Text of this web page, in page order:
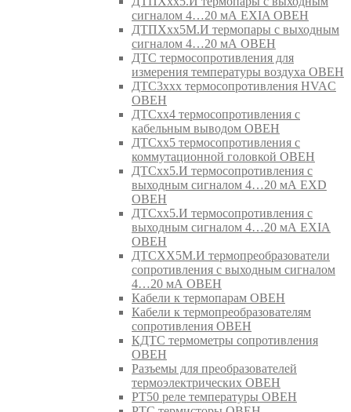
сигналом 4…20 мА EXIA ОВЕН
ДТПХхх5М.И термопары с выходным
сигналом 4…20 мА ОВЕН
ДТС термосопротивления для
измерения температуры воздуха ОВЕН
ДТС3ххх термосопротивления HVAC
ОВЕН
ДТСхх4 термосопротивления с
кабельным выводом ОВЕН
ДТСхх5 термосопротивления с
коммутационной головкой ОВЕН
ДТСхх5.И термосопротивления с
выходным сигналом 4…20 мА EXD
ОВЕН
ДТСхх5.И термосопротивления с
выходным сигналом 4…20 мА EXIA
ОВЕН
ДТСХХ5М.И термопреобразователи
сопротивления с выходным сигналом
4…20 мА ОВЕН
Кабели к термопарам ОВЕН
Кабели к термопреобразователям
сопротивления ОВЕН
КДТС термометры сопротивления
ОВЕН
Разъемы для преобразователей
термоэлектрических ОВЕН
РТ50 реле температуры ОВЕН